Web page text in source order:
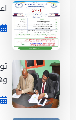
اعلان
منذ
توقيع
وهيئ...
منذ